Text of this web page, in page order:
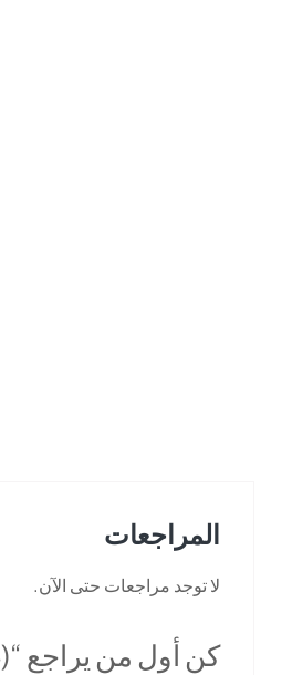
المراجعات
لا توجد مراجعات حتى الآن.
كن أول من يراجع “High Quality Ceramic tactile pavement(B1004)”